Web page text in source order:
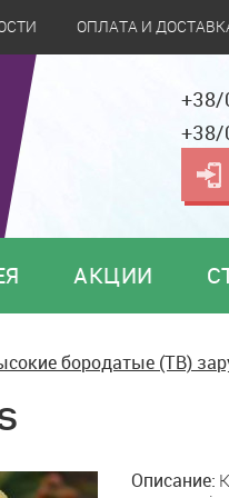
ОПЛАТА И
АКЦИИ
бородатые (TB)
Описание: